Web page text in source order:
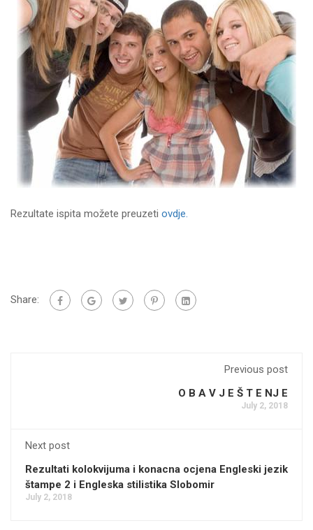
Rezultate ispita možete preuzeti ovdje.
Share:
Previous post
O B A V J E Š T E NJ E
July 2, 2018
Next post
Rezultati kolokvijuma i konacna ocjena Engleski jezik
štampe 2 i Engleska stilistika Slobomir
July 2, 2018